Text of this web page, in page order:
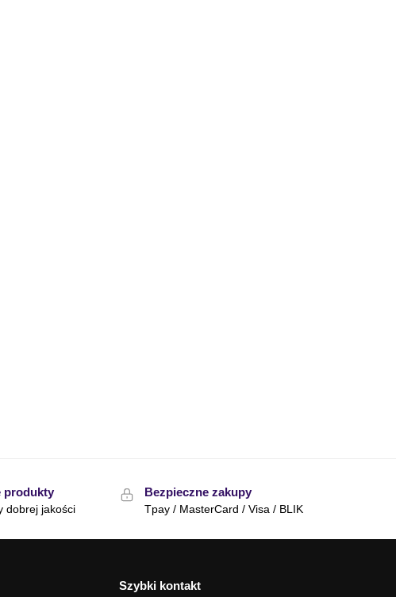
produkty
dobrej jakości
Bezpieczne zakupy
Tpay / MasterCard / Visa / BLIK
Szybki kontakt